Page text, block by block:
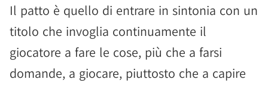
Il patto è quello di entrare in sintonia con un
titolo che invoglia continuamente il
giocatore a fare le cose, più che a farsi
domande, a giocare, piuttosto che a capire